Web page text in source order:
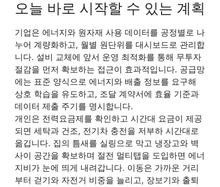
오늘 바로 시작할 수 있는 계획
기업은 에너지와 원자재 사용 데이터를 공정별로 나
누어 계량화하고, 월별 원단위를 대시보드로 관리합
니다. 설비 교체에 앞서 운영 최적화를 통해 무투자
절감을 먼저 확보하는 접근이 효과적입니다. 공급망
에는 표준 양식으로 에너지와 배출 정보를 요구해
상호 학습을 유도하고, 조달 계약서에 효율 기준과
데이터 제출 주기를 명시합니다.
개인은 전력요금제를 확인하고 시간대 요금이 제공
되면 세탁과 건조, 전기차 충전을 저부하 시간대로
옮깁니다. 집의 틈새를 실링으로 막고 냉장고와 벽
사이 공간을 확보하며 절전 멀티탭을 도입하면 에너
지비가 눈에 띄게 내려갑니다. 이동은 가까운 거리
부터 걷기와 자전거 비중을 늘리고, 장보기와 출퇴